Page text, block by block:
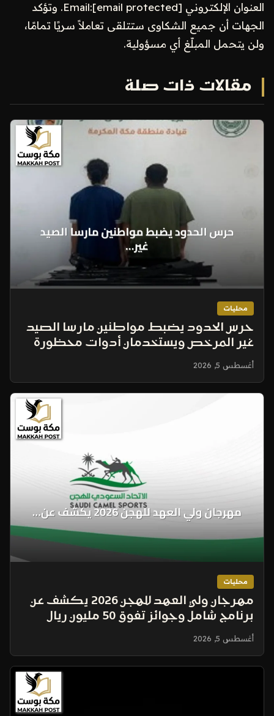
العنوان الإلكتروني Email:[email protected]. وتؤكد
الجهات أن جميع الشكاوى ستتلقى تعاملاً سريًا تمامًا،
ولن يتحمل المبلّغ أي مسؤولية.
مقالات ذات صلة
محليات
حرس الحدود يضبط مواطنين مارسا الصيد
غير المرخص ويستخدمان أدوات محظورة
أغسطس 5, 2026
محليات
مهرجان ولي العهد للهجن 2026 يكشف عن
برنامج شامل وجوائز تفوق 50 مليون ريال
أغسطس 5, 2026